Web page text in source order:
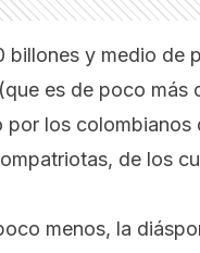
billones y medio de
es de poco más
los
de los
menos, la